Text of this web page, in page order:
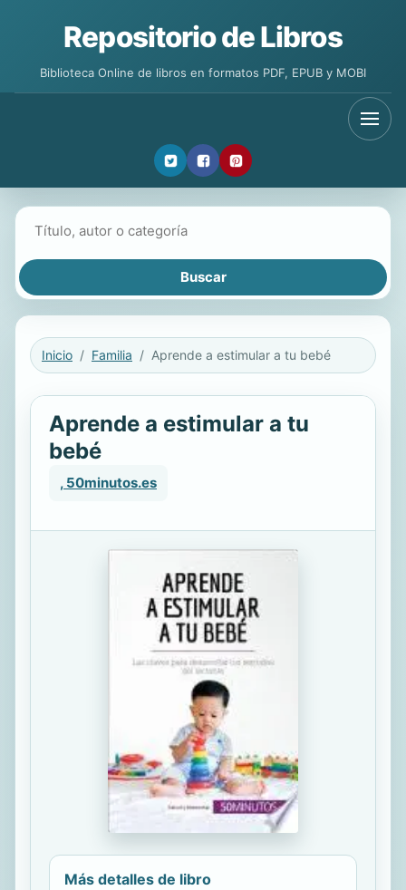
Repositorio de Libros
Biblioteca Online de libros en formatos PDF, EPUB y MOBI
Inicio Familia Aprende a estimular a tu bebé
Aprende a estimular a tu
bebé
, 50minutos.es
Más detalles de libro